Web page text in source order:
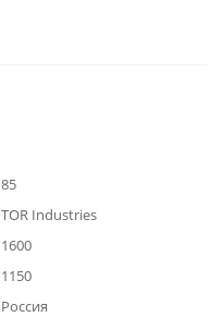
85
TOR Industries
1600
1150
Россия